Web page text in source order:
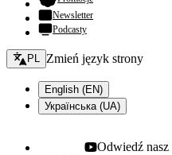
Newsletter
Podcasty
Zmień język - bieżący:
PL Zmień język strony
English (EN)
Українська (UA)
Odwiedź nasz